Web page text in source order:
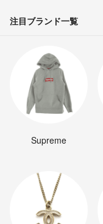
注目ブランド一覧
Supreme